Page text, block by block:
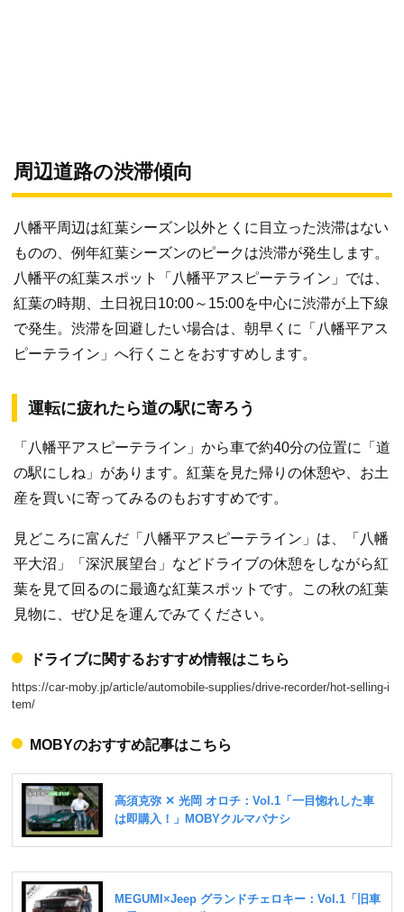
周辺道路の渋滞傾向
八幡平周辺は紅葉シーズン以外とくに目立った渋滞はない
ものの、例年紅葉シーズンのピークは渋滞が発生します。
八幡平の紅葉スポット「八幡平アスピーテライン」では、
紅葉の時期、土日祝日10:00～15:00を中心に渋滞が上下線
で発生。渋滞を回避したい場合は、朝早くに「八幡平アス
ピーテライン」へ行くことをおすすめします。
運転に疲れたら道の駅に寄ろう
「八幡平アスピーテライン」から車で約40分の位置に「道
の駅にしね」があります。紅葉を見た帰りの休憩や、お土
産を買いに寄ってみるのもおすすめです。
見どころに富んだ「八幡平アスピーテライン」は、「八幡
平大沼」「深沢展望台」などドライブの休憩をしながら紅
葉を見て回るのに最適な紅葉スポットです。この秋の紅葉
見物に、ぜひ足を運んでみてください。
ドライブに関するおすすめ情報はこちら
https://car-moby.jp/article/automobile-supplies/drive-recorder/hot-selling-i
tem/
MOBYのおすすめ記事はこちら